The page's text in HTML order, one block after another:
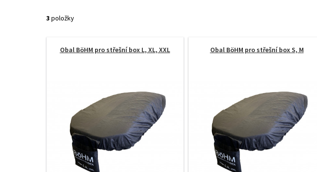
3 položky
Obal BöHM pro střešní box L, XL, XXL Obal BöHM pro střešní box S, M